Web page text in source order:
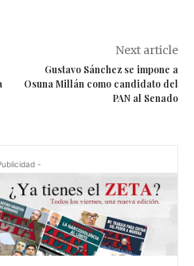
Next article
Gustavo Sánchez se impone a
Osuna Millán como candidato del
PAN al Senado
-